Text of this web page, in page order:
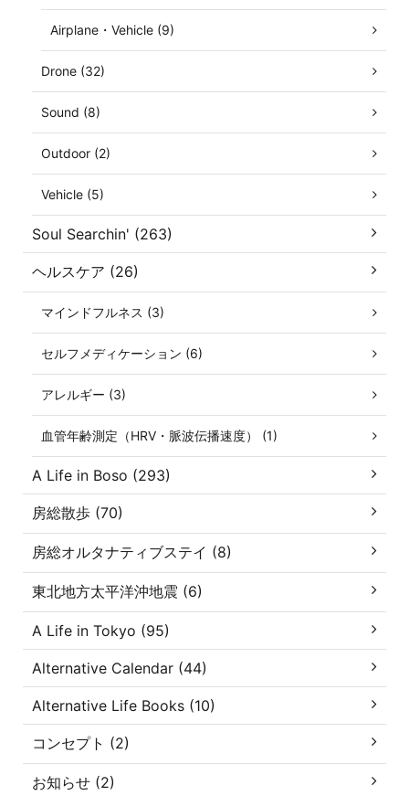
Airplane・Vehicle (9)
Drone (32)
Sound (8)
Outdoor (2)
Vehicle (5)
Soul Searchin' (263)
ヘルスケア (26)
マインドフルネス (3)
セルフメディケーション (6)
アレルギー (3)
血管年齢測定（HRV・脈波伝播速度） (1)
A Life in Boso (293)
房総散歩 (70)
房総オルタナティブステイ (8)
東北地方太平洋沖地震 (6)
A Life in Tokyo (95)
Alternative Calendar (44)
Alternative Life Books (10)
コンセプト (2)
お知らせ (2)